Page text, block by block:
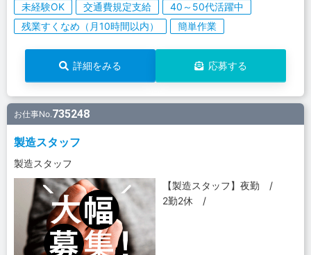
未経験OK 交通費規定支給
40～50代活躍中
残業すくなめ（月10時間以内）
簡単作業
詳細をみる 応募する
お仕事No.735248
製造スタッフ
製造スタッフ
【製造スタッフ】夜勤 /
2勤2休 /